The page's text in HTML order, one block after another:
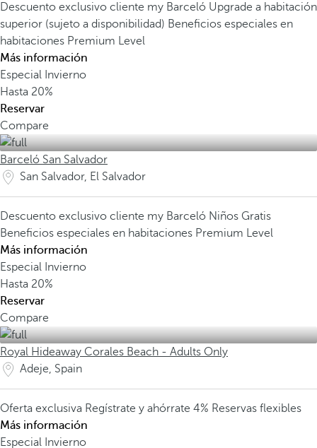
Descuento exclusivo cliente my Barceló Upgrade a habitación
superior (sujeto a disponibilidad) Beneficios especiales en
habitaciones Premium Level
Más información
Especial Invierno
Hasta 20%
Reservar
Compare
Barceló San Salvador
San Salvador, El Salvador
Descuento exclusivo cliente my Barceló Niños Gratis
Beneficios especiales en habitaciones Premium Level
Más información
Especial Invierno
Hasta 20%
Reservar
Compare
Royal Hideaway Corales Beach - Adults Only
Adeje, Spain
Oferta exclusiva Regístrate y ahórrate 4% Reservas flexibles
Más información
Especial Invierno